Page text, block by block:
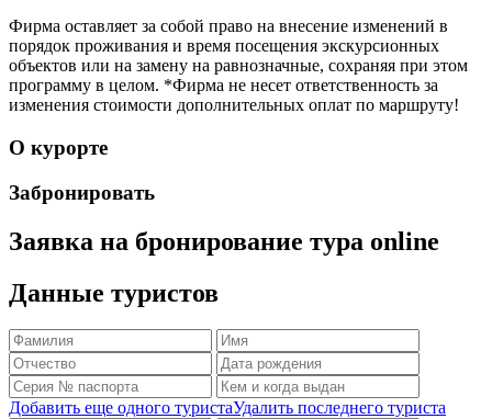
Фирма оставляет за собой право на внесение изменений в
порядок проживания и время посещения экскурсионных
объектов или на замену на равнозначные, сохраняя при этом
программу в целом. *Фирма не несет ответственность за
изменения стоимости дополнительных оплат по маршруту!
О курорте
Забронировать
Заявка на бронирование тура online
Данные туристов
Добавить еще одного туристаУдалить последнего туриста